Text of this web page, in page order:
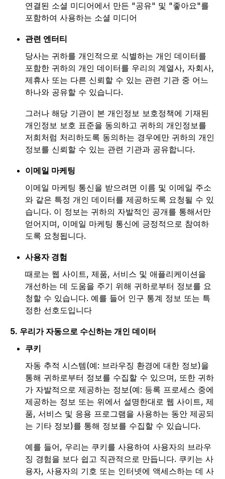
연결된 소셜 미디어에서 만든 "공유" 및 "좋아요"를
포함하여 사용하는 소셜 미디어
관련 엔터티
당사는 귀하를 개인적으로 식별하는 개인 데이터를
포함한 귀하의 개인 데이터를 우리의 계열사, 자회사,
제휴사 또는 다른 신뢰할 수 있는 관련 기관 중 어느
하나와 공유할 수 있습니다.
그러나 해당 기관이 본 개인정보 보호정책에 기재된
개인정보 보호 표준을 동의하고 귀하의 개인정보를
저희처럼 처리하도록 동의하는 경우에만 귀하의 개인
정보를 신뢰할 수 있는 관련 기관과 공유합니다.
이메일 마케팅
이메일 마케팅 통신을 받으려면 이름 및 이메일 주소
와 같은 특정 개인 데이터를 제공하도록 요청될 수 있
습니다. 이 정보는 귀하의 자발적인 공개를 통해서만
얻어지며, 이메일 마케팅 통신에 긍정적으로 참여하
도록 요청됩니다.
사용자 경험
때로는 웹 사이트, 제품, 서비스 및 애플리케이션을
개선하는 데 도움을 주기 위해 귀하로부터 정보를 요
청할 수 있습니다. 예를 들어 인구 통계 정보 또는 특
정한 선호도입니다
5. 우리가 자동으로 수신하는 개인 데이터
쿠키
자동 추적 시스템(예: 브라우징 환경에 대한 정보)을
통해 귀하로부터 정보를 수집할 수 있으며, 또한 귀하
가 자발적으로 제공하는 정보(예: 등록 프로세스 중에
제공하는 정보 또는 위에서 설명한대로 웹 사이트, 제
품, 서비스 및 응용 프로그램을 사용하는 동안 제공되
는 기타 정보)를 통해 정보를 수집할 수 있습니다.
예를 들어, 우리는 쿠키를 사용하여 사용자의 브라우
징 경험을 보다 쉽고 직관적으로 만듭니다. 쿠키는 사
용자, 사용자의 기호 또는 인터넷에 액세스하는 데 사